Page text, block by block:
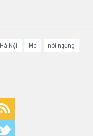
Hà Nội Mc nói ngọng